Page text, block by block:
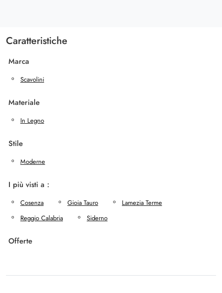
Caratteristiche
Marca
Scavolini
Materiale
In Legno
Stile
Moderne
I più visti a :
Cosenza Gioia Tauro
Lamezia Terme
Reggio Calabria
Siderno
Offerte